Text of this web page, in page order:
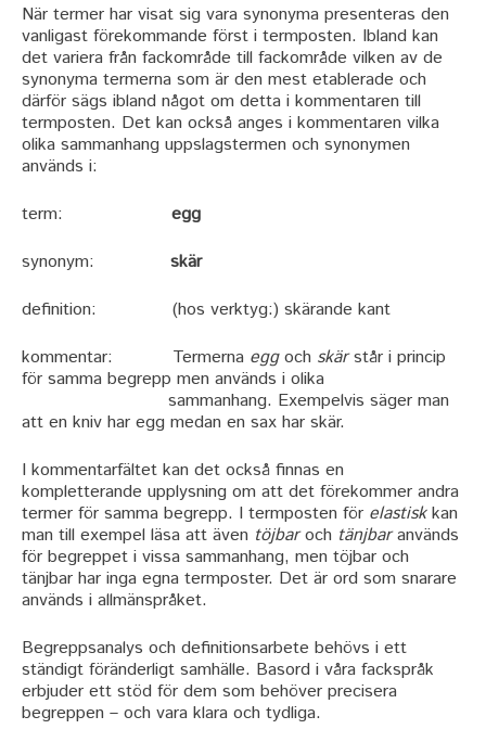
När termer har visat sig vara synonyma presenteras den
vanligast förekommande först i termposten. Ibland kan
det variera från fackområde till fackområde vilken av de
synonyma termerna som är den mest etablerade och
därför sägs ibland något om detta i kommentaren till
termposten. Det kan också anges i kommentaren vilka
olika sammanhang uppslagstermen och synonymen
används i:
term: egg
synonym: skär
definition: (hos verktyg:) skärande kant
kommentar: Termerna eggoch skärstår i princip
för samma begrepp men används i olika
sammanhang. Exempelvis säger man
att en kniv har egg medan en sax har skär.
I kommentarfältet kan det också finnas en
kompletterande upplysning om att det förekommer andra
termer för samma begrepp. I termposten för elastiskkan
man till exempel läsa att även töjbaroch tänjbaranvänds
för begreppet i vissa sammanhang, men töjbar och
tänjbar har inga egna termposter. Det är ord som snarare
används i allmänspråket.
Begreppsanalys och definitionsarbete behövs i ett
ständigt föränderligt samhälle. Basord i våra fackspråk
erbjuder ett stöd för dem som behöver precisera
begreppen – och vara klara och tydliga.